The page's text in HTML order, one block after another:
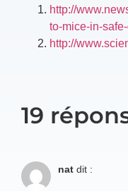
http://
to-mice-in-
http://
19
nat dit :